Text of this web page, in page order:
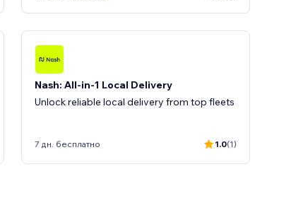
Nash: All-in-1 Local Delivery
Unlock reliable local delivery from top fleets
7 дн. бесплатно 1.0(1)